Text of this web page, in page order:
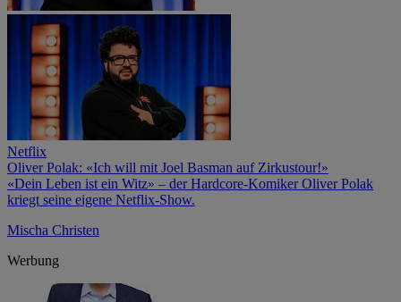
Netflix
Oliver Polak: «Ich will mit Joel Basman auf Zirkustour!»
«Dein Leben ist ein Witz» – der Hardcore-Komiker Oliver Polak
kriegt seine eigene Netflix-Show.
Mischa Christen
Werbung